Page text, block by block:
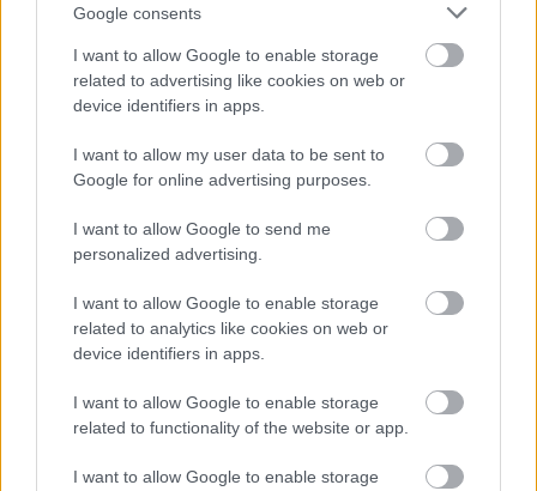
Google consents
I want to allow Google to enable storage
related to advertising like cookies on web or
device identifiers in apps.
I want to allow my user data to be sent to
Google for online advertising purposes.
I want to allow Google to send me
personalized advertising.
I want to allow Google to enable storage
related to analytics like cookies on web or
device identifiers in apps.
I want to allow Google to enable storage
related to functionality of the website or app.
I want to allow Google to enable storage
VIDEO
ktorá pritiahne pohľady?
Vyrobte si takéto masívne
potrubia v
ako to vyriešiť